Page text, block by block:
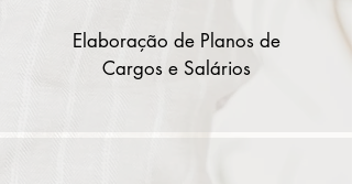
Elaboração de Planos de
Cargos e Salários